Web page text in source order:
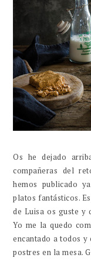
Os he dejado
compañeras del
hemos publicado
platos fantásticos.
de Luisa os guste y
Yo me la quedo
encantado a todos y
postres en la mesa.